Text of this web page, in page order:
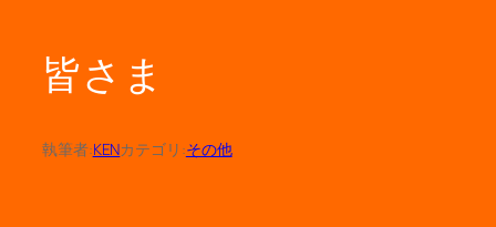
皆さま
執筆者:KENカテゴリ:その他